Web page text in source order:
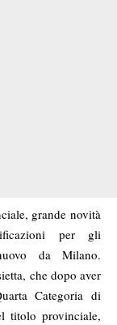
grande novità
per gli
da Milano.
che dopo aver
Categoria di
titolo provinciale,